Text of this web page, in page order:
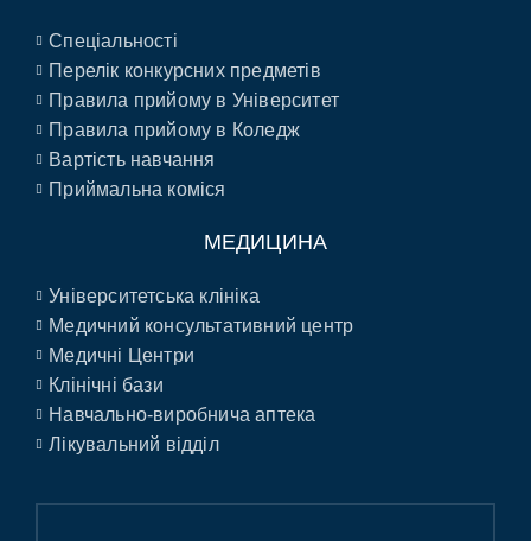
Спеціальності
Перелік конкурсних предметів
Правила прийому в Університет
Правила прийому в Коледж
Вартість навчання
Приймальна коміся
МЕДИЦИНА
Університетська клініка
Медичний консультативний центр
Медичні Центри
Клінічні бази
Навчально-виробнича аптека
Лікувальний відділ